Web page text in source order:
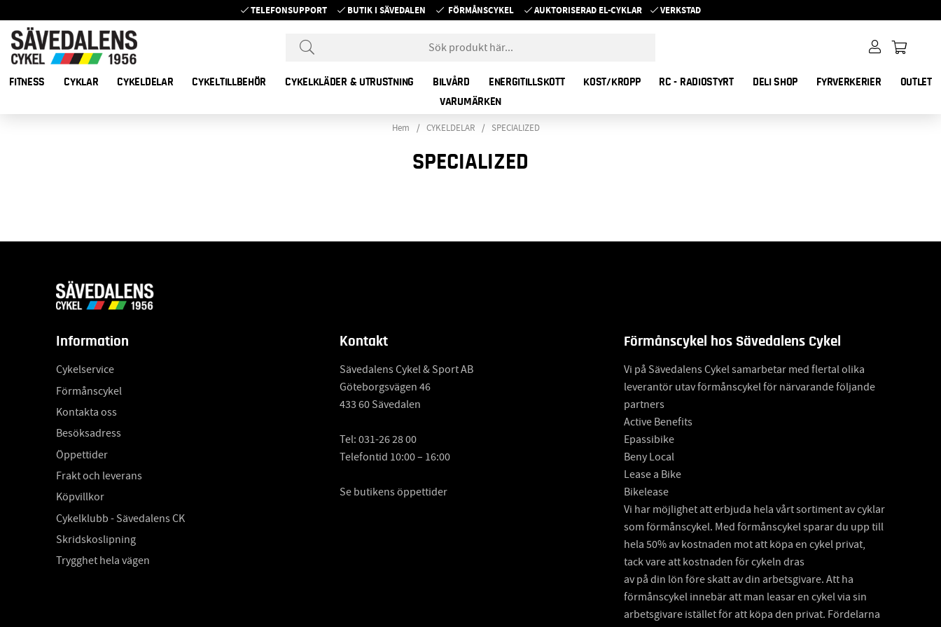
TELEFONSUPPORT BUTIK I SÄVEDALEN FÖRMÅNSCYKEL AUKTORISERAD EL-CYKLAR VERKSTAD
FITNESS CYKLAR CYKELDELAR CYKELTILLBEHÖR CYKELKLÄDER & UTRUSTNING BILVÅRD ENERGITILLSKOTT KOST/KROPP RC - RADIOSTYRT DELI SHOP FYRVERKERIER
OUTLET
VARUMÄRKEN
Hem CYKELDELAR SPECIALIZED
SPECIALIZED
Information
Cykelservice
Förmånscykel
Kontakta oss
Besöksadress
Öppettider
Frakt och leverans
Köpvillkor
Cykelklubb - Sävedalens CK
Skridskoslipning
Trygghet hela vägen
Kontakt
Sävedalens Cykel & Sport AB
Göteborgsvägen 46
433 60 Sävedalen
Tel:031-26 28 00
Telefontid 10:00 – 16:00
Se butikens öppettider
Förmånscykel hos Sävedalens Cykel
Vi på Sävedalens Cykel samarbetar med flertal olika
leverantör utav förmånscykel för närvarande följande
partners
Active Benefits
Epassibike
Beny Local
Lease a Bike
Bikelease
Vi har möjlighet att erbjuda hela vårt sortiment av cyklar
som förmånscykel. Med förmånscykel sparar du upp till
hela 50% av kostnaden mot att köpa en cykel privat,
tack vare att kostnaden för cykeln dras
av på din lön före skatt av din arbetsgivare. Att ha
förmånscykel innebär att man leasar en cykel via sin
arbetsgivare istället för att köpa den privat. Fördelarna